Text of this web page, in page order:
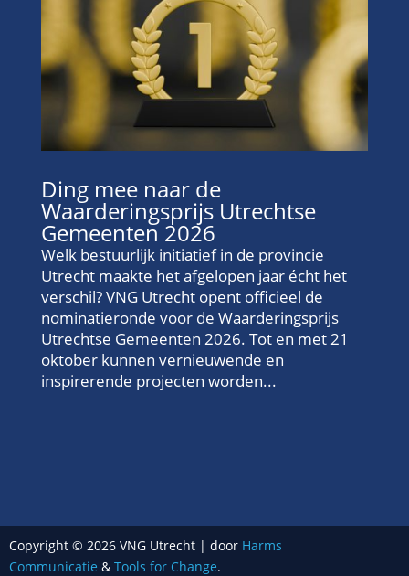
Ding mee naar de
Waarderingsprijs Utrechtse
Gemeenten 2026
Welk bestuurlijk initiatief in de provincie
Utrecht maakte het afgelopen jaar écht het
verschil? VNG Utrecht opent officieel de
nominatieronde voor de Waarderingsprijs
Utrechtse Gemeenten 2026. Tot en met 21
oktober kunnen vernieuwende en
inspirerende projecten worden...
Copyright © 2026 VNG Utrecht | door Harms
Communicatie & Tools for Change.